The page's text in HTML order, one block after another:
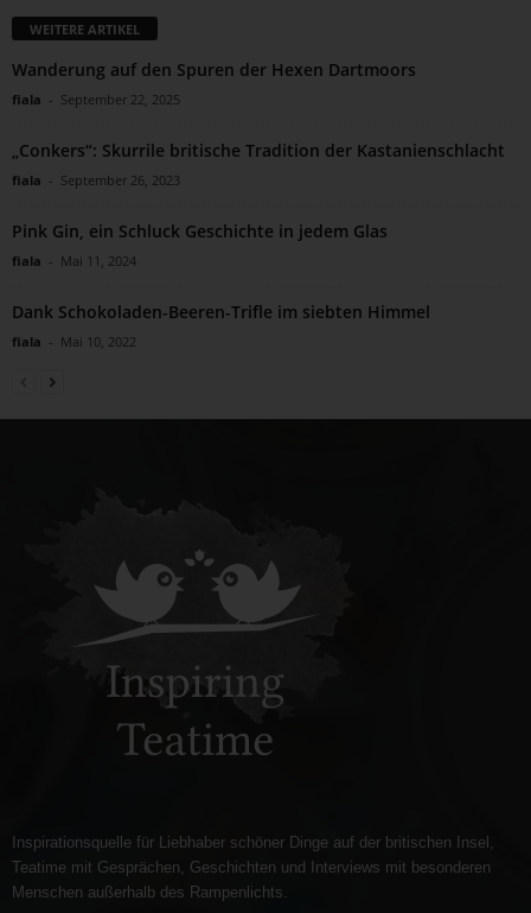
WEITERE ARTIKEL
Wanderung auf den Spuren der Hexen Dartmoors
fiala - September 22, 2025
„Conkers“: Skurrile britische Tradition der Kastanienschlacht
fiala - September 26, 2023
Pink Gin, ein Schluck Geschichte in jedem Glas
fiala - Mai 11, 2024
Dank Schokoladen-Beeren-Trifle im siebten Himmel
fiala - Mai 10, 2022
Inspirationsquelle für Liebhaber schöner Dinge auf der britischen Insel,
Teatime mit Gesprächen, Geschichten und Interviews mit besonderen
Menschen außerhalb des Rampenlichts.